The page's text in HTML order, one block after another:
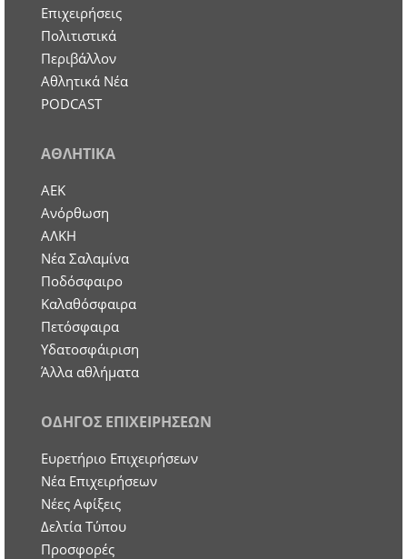
Επιχειρήσεις
Πολιτιστικά
Περιβάλλον
Αθλητικά Νέα
PODCAST
ΑΘΛΗΤΙΚΑ
ΑΕΚ
Ανόρθωση
ΑΛΚΗ
Νέα Σαλαμίνα
Ποδόσφαιρο
Καλαθόσφαιρα
Πετόσφαιρα
Υδατοσφάιριση
Άλλα αθλήματα
ΟΔΗΓΟΣ ΕΠΙΧΕΙΡΗΣΕΩΝ
Ευρετήριο Επιχειρήσεων
Nέα Επιχειρήσεων
Νέες Αφίξεις
Δελτία Τύπου
Προσφορές